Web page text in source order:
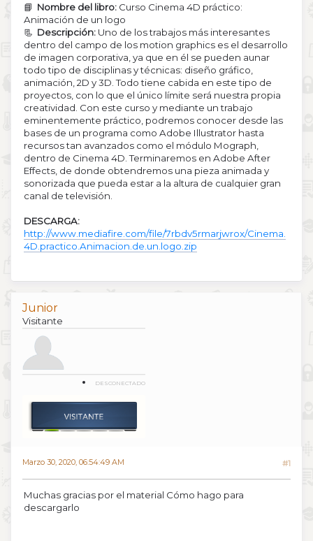
📘 Nombre del libro: Curso Cinema 4D práctico:
Animación de un logo
📃 Descripción: Uno de los trabajos más interesantes
dentro del campo de los motion graphics es el desarrollo
de imagen corporativa, ya que en él se pueden aunar
todo tipo de disciplinas y técnicas: diseño gráfico,
animación, 2D y 3D. Todo tiene cabida en este tipo de
proyectos, con lo que el único límite será nuestra propia
creatividad. Con este curso y mediante un trabajo
eminentemente práctico, podremos conocer desde las
bases de un programa como Adobe Illustrator hasta
recursos tan avanzados como el módulo Mograph,
dentro de Cinema 4D. Terminaremos en Adobe After
Effects, de donde obtendremos una pieza animada y
sonorizada que pueda estar a la altura de cualquier gran
canal de televisión.
DESCARGA:
http://www.mediafire.com/file/7rbdv5rmarjwrox/Cinema.
4D.practico.Animacion.de.un.logo.zip
Junior
Visitante
DESCONECTADO
Marzo 30, 2020, 06:54:49 AM #1
Muchas gracias por el material Cómo hago para
descargarlo